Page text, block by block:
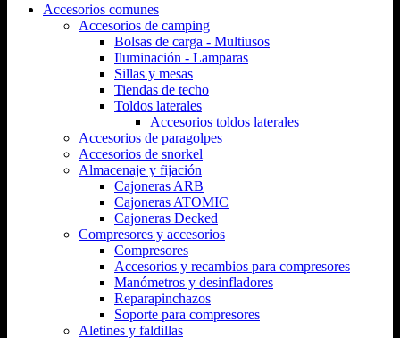
Accesorios comunes
Accesorios de camping
Bolsas de carga - Multiusos
Iluminación - Lamparas
Sillas y mesas
Tiendas de techo
Toldos laterales
Accesorios toldos laterales
Accesorios de paragolpes
Accesorios de snorkel
Almacenaje y fijación
Cajoneras ARB
Cajoneras ATOMIC
Cajoneras Decked
Compresores y accesorios
Compresores
Accesorios y recambios para compresores
Manómetros y desinfladores
Reparapinchazos
Soporte para compresores
Aletines y faldillas